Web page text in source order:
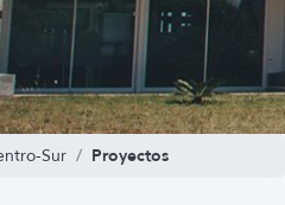
Sur Proyectos